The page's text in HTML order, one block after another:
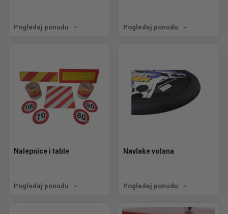
Pogledaj ponudu Pogledaj ponudu
Nalepnice i table
Pogledaj ponudu
Navlake volana
Pogledaj ponudu